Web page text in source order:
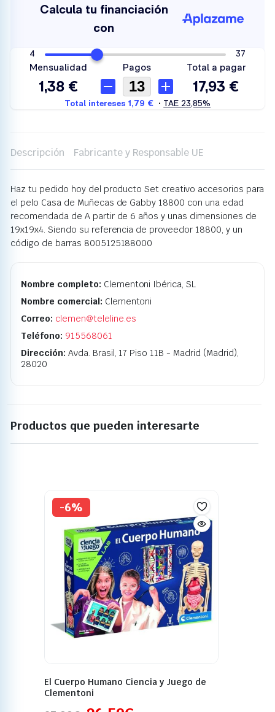
Descripción Fabricante y Responsable UE
Haz tu pedido hoy del producto Set creativo accesorios para
el pelo Casa de Muñecas de Gabby 18800 con una edad
recomendada de A partir de 6 años y unas dimensiones de
19x19x4. Siendo su referencia de proveedor 18800, y un
código de barras 8005125188000
Nombre completo: Clementoni Ibérica, SL
Nombre comercial: Clementoni
Correo: clemen@teleline.es
Teléfono: 915568061
Dirección: Avda. Brasil, 17 Piso 11B - Madrid (Madrid),
28020
Productos que pueden interesarte
-6%
El Cuerpo Humano Ciencia y Juego de
Clementoni